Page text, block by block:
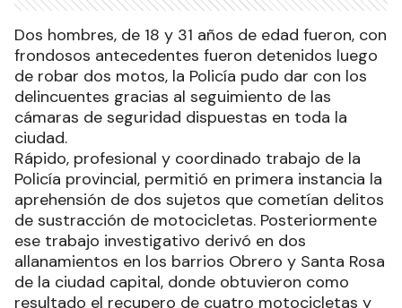
Dos hombres, de 18 y 31 años de edad fueron, con
frondosos antecedentes fueron detenidos luego
de robar dos motos, la Policía pudo dar con los
delincuentes gracias al seguimiento de las
cámaras de seguridad dispuestas en toda la
ciudad.
Rápido, profesional y coordinado trabajo de la
Policía provincial, permitió en primera instancia la
aprehensión de dos sujetos que cometían delitos
de sustracción de motocicletas. Posteriormente
ese trabajo investigativo derivó en dos
allanamientos en los barrios Obrero y Santa Rosa
de la ciudad capital, donde obtuvieron como
resultado el recupero de cuatro motocicletas y